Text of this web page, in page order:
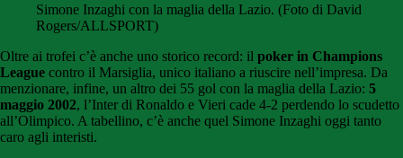
Simone Inzaghi con la maglia della Lazio. (Foto di David
Rogers/ALLSPORT)
Oltre ai trofei c’è anche uno storico record: il poker in Champions
League contro il Marsiglia, unico italiano a riuscire nell’impresa. Da
menzionare, infine, un altro dei 55 gol con la maglia della Lazio: 5
maggio 2002, l’Inter di Ronaldo e Vieri cade 4-2 perdendo lo scudetto
all’Olimpico. A tabellino, c’è anche quel Simone Inzaghi oggi tanto
caro agli interisti.